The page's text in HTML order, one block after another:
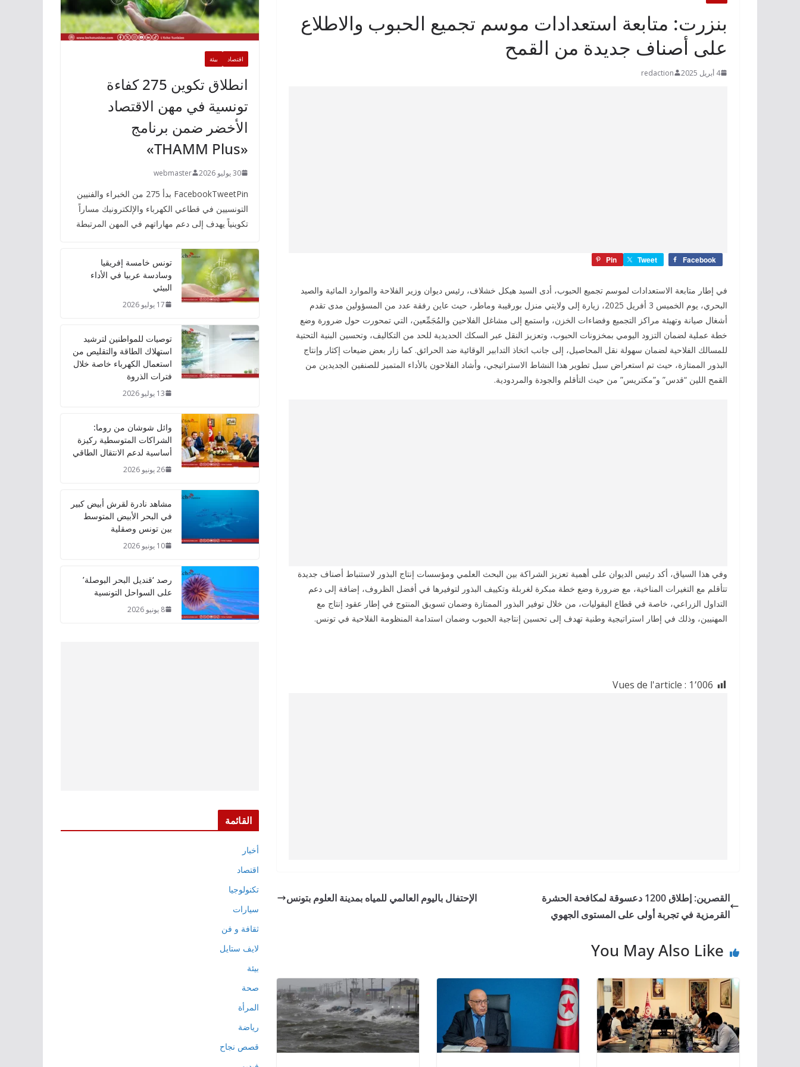
بنزرت: متابعة استعدادات موسم تجميع الحبوب والاطلاع
على أصناف جديدة من القمح
4 أبريل 2025 redaction
Facebook
Tweet
Pin
في إطار متابعة الاستعدادات لموسم تجميع الحبوب، أدى السيد هيكل خشلاف، رئيس ديوان وزير الفلاحة والموارد المائية والصيد
البحري، يوم الخميس 3 أفريل 2025، زيارة إلى ولايتي منزل بورقيبة وماطر، حيث عاين رفقة عدد من المسؤولين مدى تقدم
أشغال صيانة وتهيئة مراكز التجميع وفضاءات الخزن، واستمع إلى مشاغل الفلاحين والمُجَمِّعين، التي تمحورت حول ضرورة وضع
خطة عملية لضمان التزود اليومي بمخزونات الحبوب، وتعزيز النقل عبر السكك الحديدية للحد من التكاليف، وتحسين البنية التحتية
للمسالك الفلاحية لضمان سهولة نقل المحاصيل، إلى جانب اتخاذ التدابير الوقائية ضد الحرائق. كما زار بعض ضيعات إكثار وإنتاج
البذور الممتازة، حيث تم استعراض سبل تطوير هذا النشاط الاستراتيجي، وأشاد الفلاحون بالأداء المتميز للصنفين الجديدين من
القمح اللين “قدس” و”مكتريس” من حيث التأقلم والجودة والمردودية.
وفي هذا السياق، أكد رئيس الديوان على أهمية تعزيز الشراكة بين البحث العلمي ومؤسسات إنتاج البذور لاستنباط أصناف جديدة
تتأقلم مع التغيرات المناخية، مع ضرورة وضع خطة مبكرة لغربلة وتكييف البذور لتوفيرها في أفضل الظروف، إضافة إلى دعم
التداول الزراعي، خاصة في قطاع البقوليات، من خلال توفير البذور الممتازة وضمان تسويق المنتوج في إطار عقود إنتاج مع
المهنيين، وذلك في إطار استراتيجية وطنية تهدف إلى تحسين إنتاجية الحبوب وضمان استدامة المنظومة الفلاحية في تونس.
Vues de l'article : 1٬006
القصرين: إطلاق 1200 دعسوقة لمكافحة الحشرة
القرمزية في تجربة أولى على المستوى الجهوي
الإحتفال باليوم العالمي للمياه بمدينة العلوم بتونس
You May Also Like
اقتصاد بيئة
انطلاق تكوين 275 كفاءة
تونسية في مهن الاقتصاد
الأخضر ضمن برنامج
«THAMM Plus»
30 يوليو 2026 webmaster
FacebookTweetPin بدأ 275 من الخبراء والفنيين
التونسيين في قطاعي الكهرباء والإلكترونيك مساراً
تكوينياً يهدف إلى دعم مهاراتهم في المهن المرتبطة
تونس خامسة إفريقيا
وسادسة عربيا في الأداء
البيئي
17 يوليو 2026
توصيات للمواطنين لترشيد
استهلاك الطاقة والتقليص من
استعمال الكهرباء خاصة خلال
فترات الذروة
13 يوليو 2026
وائل شوشان من روما:
الشراكات المتوسطية ركيزة
أساسية لدعم الانتقال الطاقي
26 يونيو 2026
مشاهد نادرة لقرش أبيض كبير
في البحر الأبيض المتوسط
بين تونس وصقلية
10 يونيو 2026
رصد ‘قنديل البحر البوصلة’
على السواحل التونسية
8 يونيو 2026
القائمة
أخبار
اقتصاد
تكنولوجيا
سيارات
ثقافة و فن
لايف ستايل
بيئة
صحة
المرأة
رياضة
قصص نجاح